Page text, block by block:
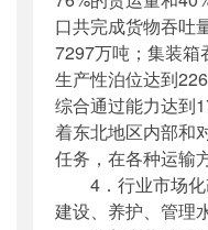
口共完成货物吞吐
7297万吨；集装箱
生产性泊位达到
综合通过能力达到
着东北地区内部和
任务，在各种运输
4．行业市场化
建设、养护、管理